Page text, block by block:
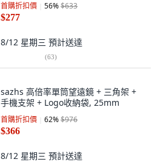
首購折扣價 56%$633
$277
8/12 星期三 預計送達
(63)
sazhs 高倍率單筒望遠鏡 + 三角架 +
手機支架 + Logo收納袋, 25mm
首購折扣價 62%$976
$366
8/12 星期三 預計送達